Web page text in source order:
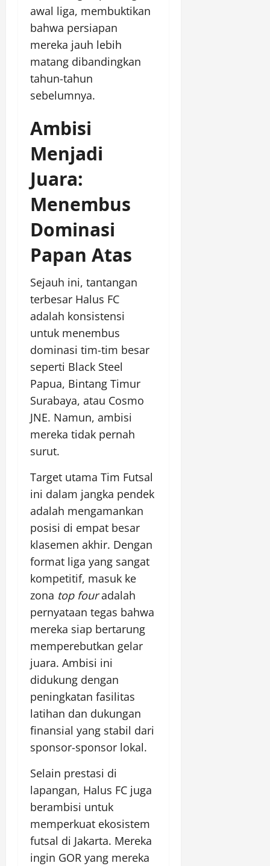
awal liga, membuktikan
bahwa persiapan
mereka jauh lebih
matang dibandingkan
tahun-tahun
sebelumnya.
Ambisi
Menjadi
Juara:
Menembus
Dominasi
Papan Atas
Sejauh ini, tantangan
terbesar Halus FC
adalah konsistensi
untuk menembus
dominasi tim-tim besar
seperti Black Steel
Papua, Bintang Timur
Surabaya, atau Cosmo
JNE. Namun, ambisi
mereka tidak pernah
surut.
Target utama Tim Futsal
ini dalam jangka pendek
adalah mengamankan
posisi di empat besar
klasemen akhir. Dengan
format liga yang sangat
kompetitif, masuk ke
zona top fouradalah
pernyataan tegas bahwa
mereka siap bertarung
memperebutkan gelar
juara. Ambisi ini
didukung dengan
peningkatan fasilitas
latihan dan dukungan
finansial yang stabil dari
sponsor-sponsor lokal.
Selain prestasi di
lapangan, Halus FC juga
berambisi untuk
memperkuat ekosistem
futsal di Jakarta. Mereka
ingin GOR yang mereka